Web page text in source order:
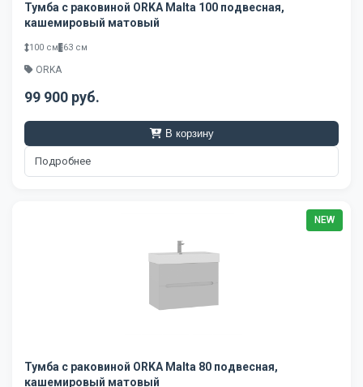
Тумба с раковиной ORKA Malta 100 подвесная,
кашемировый матовый
100 см 63 см
ORKA
99 900 руб.
В корзину
Подробнее
NEW
Тумба с раковиной ORKA Malta 80 подвесная,
кашемировый матовый